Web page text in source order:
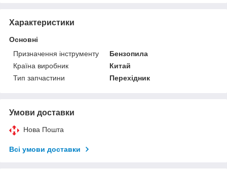
Характеристики
Основні
Призначення інструменту
Бензопила
Країна виробник
Китай
Тип запчастини
Перехідник
Умови доставки
Нова Пошта
Всі умови доставки